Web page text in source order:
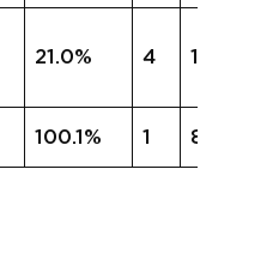
21.0% 4 11.6%
100.1% 1 82.0%